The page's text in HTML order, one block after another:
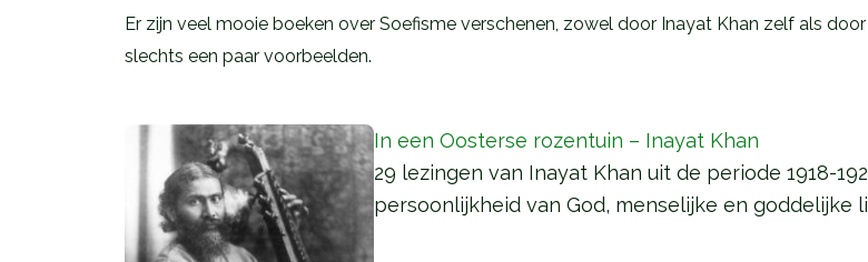
Er zijn veel mooie boeken over Soefisme verschenen, zowel door Inayat Khan zelf als
slechts een paar voorbeelden.
In een Oosterse rozentuin – Inayat Khan
29 lezingen van Inayat Khan uit de periode 1918-
persoonlijkheid van God, menselijke en goddelijke